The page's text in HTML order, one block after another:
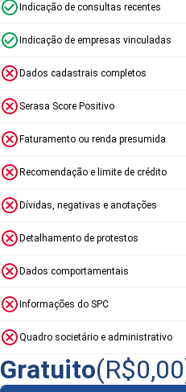
Indicação de consultas recentes
Indicação de empresas vinculadas
Dados cadastrais completos
Serasa Score Positivo
Faturamento ou renda presumida
Recomendação e limite de crédito
Dívidas, negativas e anotações
Detalhamento de protestos
Dados comportamentais
Informações do SPC
Quadro societário e administrativo
Gratuito(R$0,00